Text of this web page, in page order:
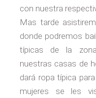
con nuestra
Mas tarde
donde podremos
típicas de la
nuestras casas de
dará ropa típica
mujeres se les